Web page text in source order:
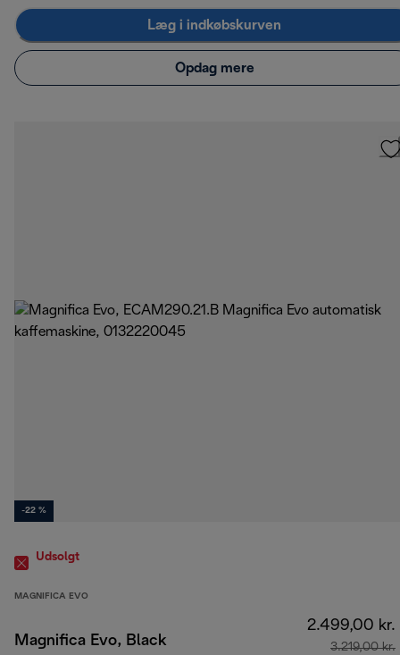
Læg i indkøbskurven
Opdag mere
-22 %
Udsolgt
MAGNIFICA EVO
Magnifica Evo, Black
2.499,00 kr.
3.219,00 kr.